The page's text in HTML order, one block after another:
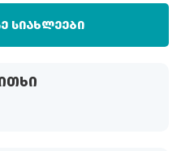
სიახლეები